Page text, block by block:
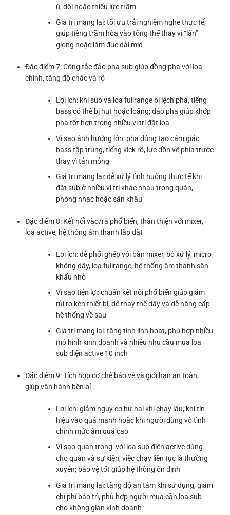
ù, dội hoặc thiếu lực trầm
Giá trị mang lại: tối ưu trải nghiệm nghe thực tế,
giúp tiếng trầm hòa vào tổng thể thay vì “lấn”
giọng hoặc làm đục dải mid
Đặc điểm 7: Công tắc đảo pha sub giúp đồng pha với loa
chính, tăng độ chắc và rõ
Lợi ích: khi sub và loa fullrange bị lệch pha, tiếng
bass có thể bị hụt hoặc loãng; đảo pha giúp khớp
pha tốt hơn trong nhiều vị trí đặt loa
Vì sao ảnh hưởng lớn: pha đúng tạo cảm giác
bass tập trung, tiếng kick rõ, lực dồn về phía trước
thay vì tản mỏng
Giá trị mang lại: dễ xử lý tình huống thực tế khi
đặt sub ở nhiều vị trí khác nhau trong quán,
phòng nhạc hoặc sân khấu
Đặc điểm 8: Kết nối vào/ra phổ biến, thân thiện với mixer,
loa active, hệ thống âm thanh lắp đặt
Lợi ích: dễ phối ghép với bàn mixer, bộ xử lý, micro
không dây, loa fullrange, hệ thống âm thanh sân
khấu nhỏ
Vì sao tiện lợi: chuẩn kết nối phổ biến giúp giảm
rủi ro kén thiết bị, dễ thay thế dây và dễ nâng cấp
hệ thống về sau
Giá trị mang lại: tăng tính linh hoạt, phù hợp nhiều
mô hình kinh doanh và nhiều nhu cầu mua loa
sub điện active 10 inch
Đặc điểm 9: Tích hợp cơ chế bảo vệ và giới hạn an toàn,
giúp vận hành bền bỉ
Lợi ích: giảm nguy cơ hư hại khi chạy lâu, khi tín
hiệu vào quá mạnh hoặc khi người dùng vô tình
chỉnh mức âm quá cao
Vì sao quan trọng: với loa sub điện active dùng
cho quán và sự kiện, việc chạy liên tục là thường
xuyên; bảo vệ tốt giúp hệ thống ổn định
Giá trị mang lại: tăng độ an tâm khi sử dụng, giảm
chi phí bảo trì, phù hợp người mua cần loa sub
cho không gian kinh doanh